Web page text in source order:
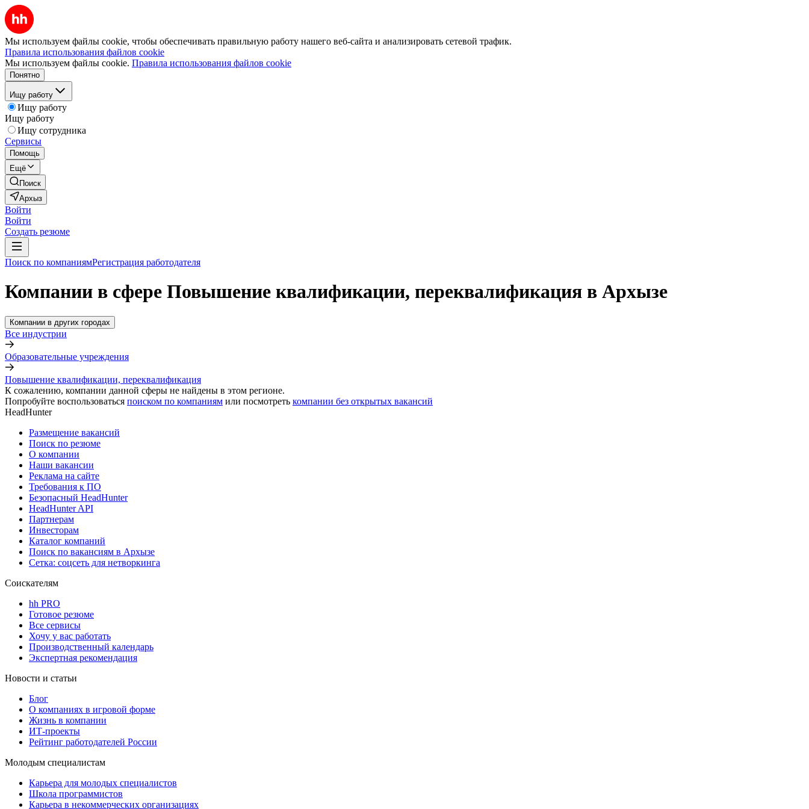
Мы используем файлы cookie, чтобы обеспечивать правильную работу нашего веб-сайта и анализировать сетевой трафик.
Правила использования файлов cookie
Мы используем файлы cookie. Правила использования файлов cookie
Понятно
Ищу работу
Ищу работу
Ищу работу
Ищу сотрудника
Сервисы
Помощь
Ещё
Поиск
Архыз
Войти
Войти
Создать резюме
Поиск по компаниямРегистрация работодателя
Компании в сфере Повышение квалификации, переквалификация в Архызе
Компании в других городах
Все индустрии
Образовательные учреждения
Повышение квалификации, переквалификация
К сожалению, компании данной сферы не найдены в этом регионе.
Попробуйте воспользоваться поиском по компаниям или посмотреть компании без открытых вакансий
HeadHunter
Размещение вакансий
Поиск по резюме
О компании
Наши вакансии
Реклама на сайте
Требования к ПО
Безопасный HeadHunter
HeadHunter API
Партнерам
Инвесторам
Каталог компаний
Поиск по вакансиям в Архызе
Сетка: соцсеть для нетворкинга
Соискателям
hh PRO
Готовое резюме
Все сервисы
Хочу у вас работать
Производственный календарь
Экспертная рекомендация
Новости и статьи
Блог
О компаниях в игровой форме
Жизнь в компании
ИТ-проекты
Рейтинг работодателей России
Молодым специалистам
Карьера для молодых специалистов
Школа программистов
Карьера в некоммерческих организациях